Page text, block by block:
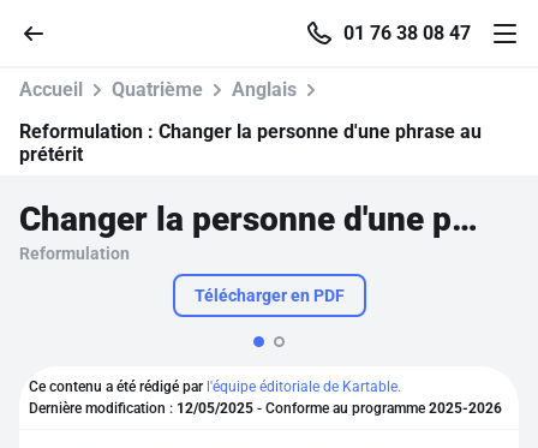
01 76 38 08 47
Parcourir
Se connecter
Accueil Quatrième
Anglais
Reformulation : Changer la personne d'une phrase au
prétérit
Changer la personne d'une phrase au prétérit
Reformulation
Télécharger en PDF
Ce contenu a été rédigé par l'équipe éditoriale de Kartable.
Dernière modification : 12/05/2025 - Conforme au programme 2025-2026